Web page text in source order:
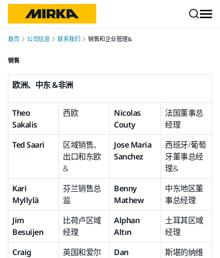
首页 公司信息 联系我们 销售和企业管理&
销售
欧洲、中东 &非洲
Theo
Sakalis
西欧
Nicolas
Couty
法国董事总
经理
Ted Saari
区域销售、
出口和东欧
&
Jose Maria
Sanchez
西班牙/葡萄
牙董事总经
理&
Kari
Myllylä
芬兰销售总
监
Benny
Mathew
中东地区董
事总经理
Jim
Besuijen
比荷卢区域
经理
Alphan
Altın
土耳其区域
经理
Craig
英国和爱尔
Dan
斯堪的纳维